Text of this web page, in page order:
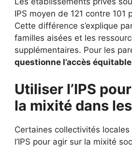
IPS moyen de 121 contre 101
Cette différence s’explique
familles aisées et les
supplémentaires. Pour les
questionne l’accès
Utiliser l’IPS
la mixité dans
Certaines collectivités
l’IPS pour agir sur la mixité